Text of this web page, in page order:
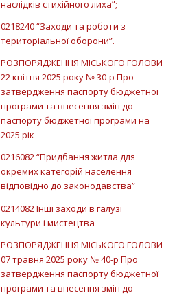
наслідків стихійного лиха”;
0218240 “Заходи та роботи з
територіальної оборони”.
РОЗПОРЯДЖЕННЯ МІСЬКОГО ГОЛОВИ
22 квітня 2025 року № 30-р Про
затвердження паспорту бюджетної
програми та внесення змін до
паспорту бюджетної програми на
2025 рік
0216082 “Придбання житла для
окремих категорій населення
відповідно до законодавства”
0214082 Інші заходи в галузі
культури і мистецтва
РОЗПОРЯДЖЕННЯ МІСЬКОГО ГОЛОВИ
07 травня 2025 року № 40-р Про
затвердження паспорту бюджетної
програми та внесення змін до